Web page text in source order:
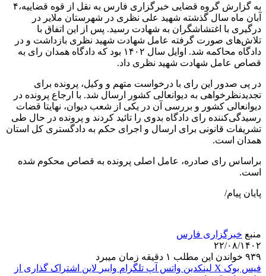
به گزارش گروه قضایی خبرگزاری فارس به نقل از قوه قضاییه،۴
آبان ماه سال گذشته شهید علی نظری در شهرستان ملایر در
درگیری با اغتشاشگران به شهادت رسید. پس از این اتفاق با
تلاش‌های صورت گرفته عامل شهادت شهید نظری بازداشت و در
دادگاه محاکمه شد. اوایل سال ۱۴۰۲ بود که دادگاه همدان رای به
قصاص عامل شهادت شهید نظری داد.
در پی صدور این رای با درخواست متهم و وکیل، پرونده برای
تجدیدنظرخواهی به دیوانعالی کشور ارسال شد. با ارجاع پرونده در
دیوانعالی کشور و بررسی آن در یکی از شعب دیوان، نهایتا قضات
رسیدگی‌کننده رای دادگاه بدوی را تائید کردند و پرونده در حال طی
تشریفات قانونی برای ارسال و اجرای حکم به دادگستری کل استان
همدان است.
براساس رای صادره، عامل اصلی پرونده به قصاص محکوم شده
است.
پایان پیام/
منبع خبرگزاری فارس
۲۲/۰۸/۱۴۰۲
۹۳۹ خواندن این مطلب ۱ دقیقه زمان میبرد
فیس بوک X لینکدین واتس آپ تلگرام وایبر لاین اشتراک گذاری از